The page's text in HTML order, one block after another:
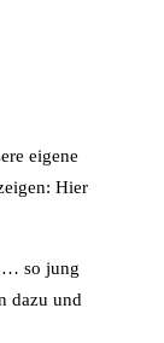
eigene
Hier
… so jung
dazu und